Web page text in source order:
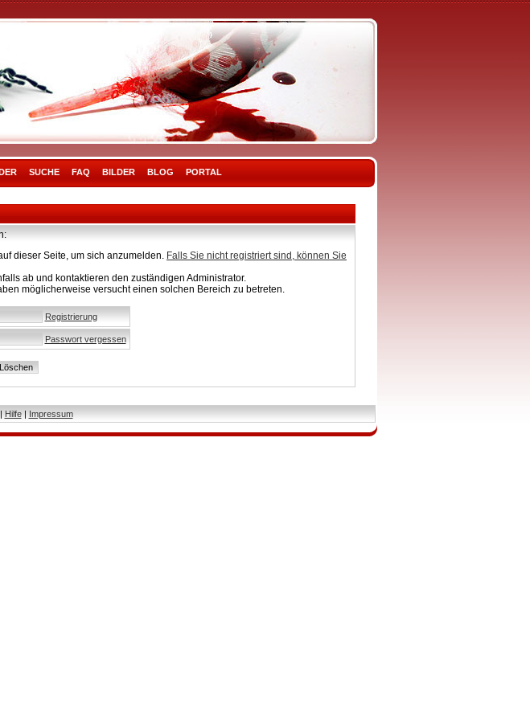
SUCHE FAQ BILDER BLOG PORTAL
dieser Seite, um sich anzumelden. Falls Sie nicht registriert sind, können Sie
ab und kontaktieren den zuständigen Administrator.
möglicherweise versucht einen solchen Bereich zu betreten.
Registrierung
Passwort vergessen
Hilfe| Impressum